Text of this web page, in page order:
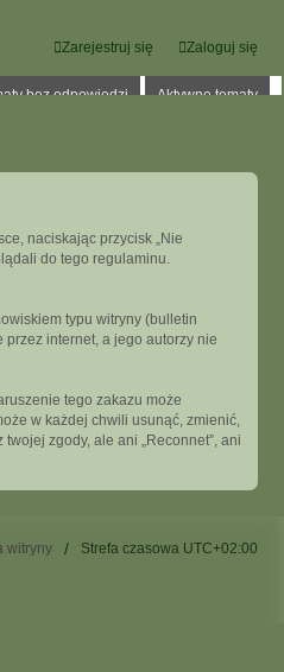
Zaloguj się
Zarejestruj się
bez odpowiedzi Aktywne tematy
naciskając przycisk „Nie
do tego regulaminu.
typu witryny (bulletin
przez internet, a jego autorzy nie
tego zakazu może
w każdej chwili usunąć, zmienić,
zgody, ale ani „Reconnet”, ani
witryny Strefa czasowa UTC+02:00